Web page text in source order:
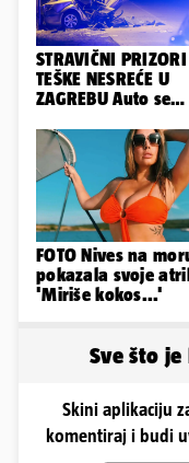
STRAVIČNI PRIZORI
TEŠKE NESREĆE U
ZAGREBU Auto se
poginuo
FOTO Nives na
pokazala svoje
'Miriše kokos...'
Sve što
Skini aplikaciju
komentiraj i budi